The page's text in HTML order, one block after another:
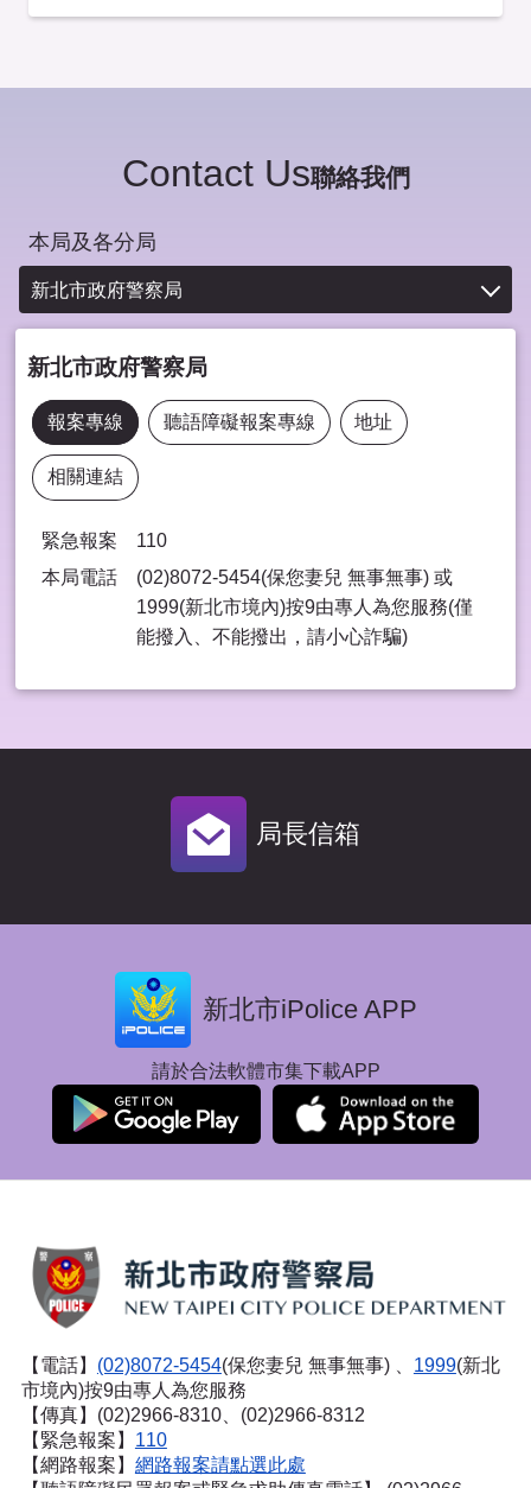
Contact Us聯絡我們
本局及各分局
新北市政府警察局
新北市政府警察局
報案專線 聽語障礙報案專線 地址
相關連結
緊急報案
110
本局電話
(02)8072-5454(保您妻兒 無事無事) 或
1999(新北市境內)按9由專⼈為您服務(僅
能撥入、不能撥出，請⼩⼼詐騙)
局長信箱
新北市iPolice APP
請於合法軟體市集下載APP
【電話】 (02)8072-5454(保您妻兒 無事無事) 、 1999(新北
市境內)按9由專人為您服務
【傳真】(02)2966-8310、(02)2966-8312
【緊急報案】 110
【網路報案】 網路報案請點選此處